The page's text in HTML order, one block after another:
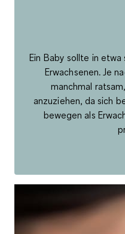
Ein Baby sollte in
Erwachsenen. Je
manchmal
anzuziehen, da sich
bewegen als